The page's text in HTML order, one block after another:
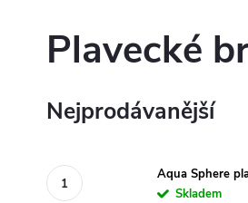
Plavecké
Nejprodávanější
Aqua Sphere
Skladem